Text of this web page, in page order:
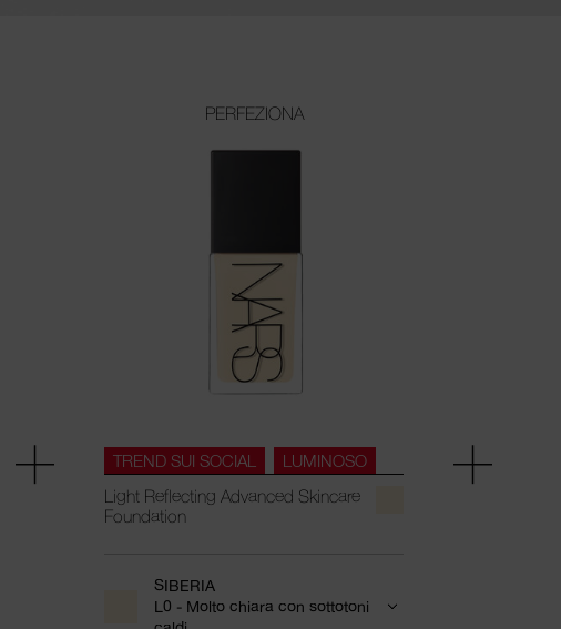
PERFEZIONA
TREND SUI SOCIAL
LUMINOSO
Light Reflecting Advanced Skincare
Foundation
SIBERIA
L0 - Molto chiara con sottotoni